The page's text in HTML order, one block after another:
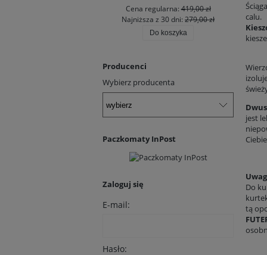
Cena regularna:419,00 zł
Najniższa z 30 dni: 279,00 zł
Do koszyka
Producenci
Wybierz producenta
Paczkomaty InPost
Zaloguj się
E-mail:
Hasło:
calu.
jest
Do
tą